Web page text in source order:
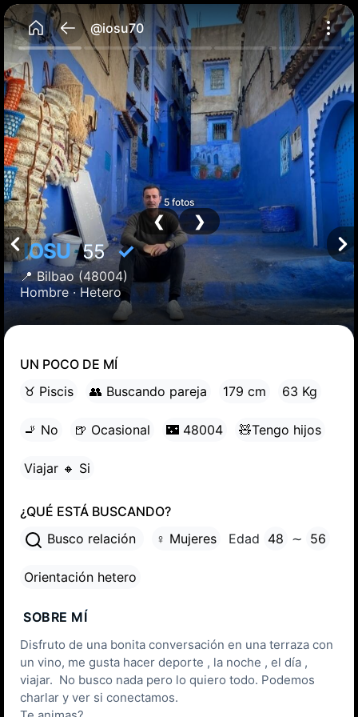
@iosu70
IOSU55✓
📍Bilbao (48004)
Hombre ·Hetero
5 fotos
❮ ❯
UN POCO DE MÍ
♉ Piscis
👥 Buscando pareja 179 cm 63 Kg
🚬 No 🍺 Ocasional 🌃 48004 🧸Tengo hijos
Viajar 🔸 Si
¿QUÉ ESTÁ BUSCANDO?
Busco relación
♀ Mujeres Edad 48 ∼ 56
Orientación hetero
SOBRE MÍ
Disfruto de una bonita conversación en una terraza con
un vino, me gusta hacer deporte , la noche , el día ,
viajar. No busco nada pero lo quiero todo. Podemos
charlar y ver si conectamos.